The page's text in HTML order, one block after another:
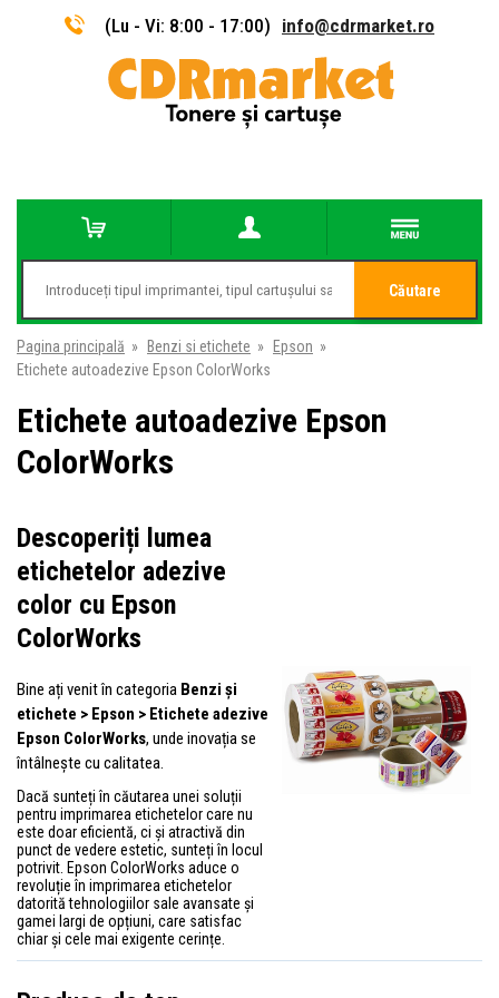
(Lu - Vi: 8:00 - 17:00) info@cdrmarket.ro
Căutare
Pagina principală » Benzi si etichete » Epson »
Etichete autoadezive Epson ColorWorks
Etichete autoadezive Epson
ColorWorks
Descoperiți lumea
etichetelor adezive
color cu Epson
ColorWorks
Bine ați venit în categoria Benzi și
etichete > Epson > Etichete adezive
Epson ColorWorks, unde inovația se
întâlnește cu calitatea.
Dacă sunteți în căutarea unei soluții
pentru imprimarea etichetelor care nu
este doar eficientă, ci și atractivă din
punct de vedere estetic, sunteți în locul
potrivit. Epson ColorWorks aduce o
revoluție în imprimarea etichetelor
datorită tehnologiilor sale avansate și
gamei largi de opțiuni, care satisfac
chiar și cele mai exigente cerințe.